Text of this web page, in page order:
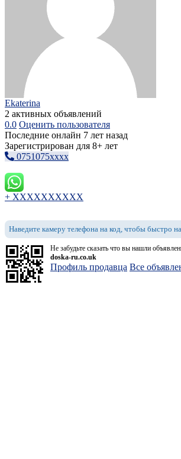
Ekaterina
2 активных объявлений
0.0 Оценить пользователя
Последние онлайн 7 лет назад
Зарегистрирован для 8+ лет
0751075xxxx
+ XXXXXXXXXX
Наведите камеру телефона на код, чтобы быстро
Не забудьте сказать что вы нашли
doska-ru.co.uk
Профиль продавца Все